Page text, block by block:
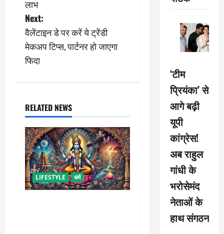
s
t
n
a
i
g
a
t
i
लाभ
Next:
वैलेंटाइन डे पर करें ये ट्रेंडी
मेकअप टिप्स, पार्टनर हो जाएगा
फिदा
RELATED NEWS
LIFESTYLE धर्म
‘टीम
प्रियंका’ से
आगे बढ़ी
यूपी
कांग्रेस!
अब राहुल
गांधी के
भरोसेमंद
नेताओं के
हाथ संगठन